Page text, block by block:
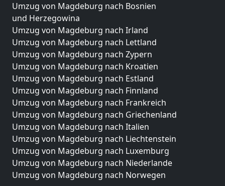
Umzug von Magdeburg nach Bosnien
und Herzegowina
Umzug von Magdeburg nach Irland
Umzug von Magdeburg nach Lettland
Umzug von Magdeburg nach Zypern
Umzug von Magdeburg nach Kroatien
Umzug von Magdeburg nach Estland
Umzug von Magdeburg nach Finnland
Umzug von Magdeburg nach Frankreich
Umzug von Magdeburg nach Griechenland
Umzug von Magdeburg nach Italien
Umzug von Magdeburg nach Liechtenstein
Umzug von Magdeburg nach Luxemburg
Umzug von Magdeburg nach Niederlande
Umzug von Magdeburg nach Norwegen